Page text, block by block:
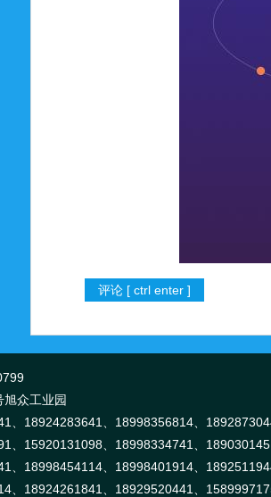
众工业园
、18924283641、18998356814、
、15920131098、18998334741、
、18998454114、18998401914、
、18924261841、18929520441、